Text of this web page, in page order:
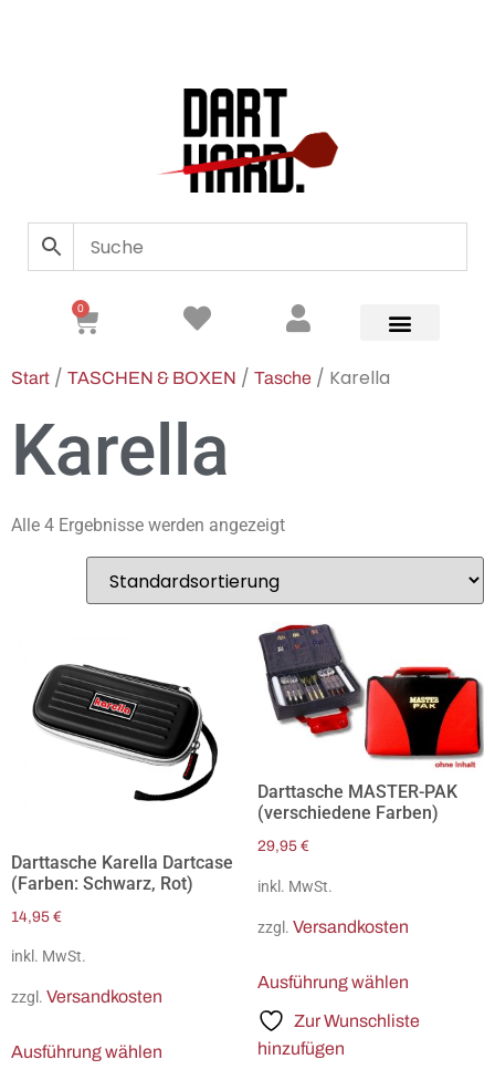
0
Start / TASCHEN & BOXEN / Tasche / Karella
Karella
Alle 4 Ergebnisse werden angezeigt
Darttasche Karella Dartcase
(Farben: Schwarz, Rot)
14,95 €
inkl. MwSt.
zzgl. Versandkosten
Ausführung wählen
Darttasche MASTER-PAK
(verschiedene Farben)
29,95 €
inkl. MwSt.
zzgl. Versandkosten
Ausführung wählen
Zur Wunschliste
hinzufügen